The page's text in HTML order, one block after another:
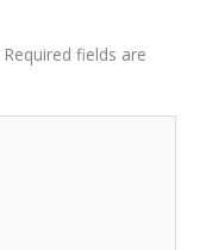
Required fields are